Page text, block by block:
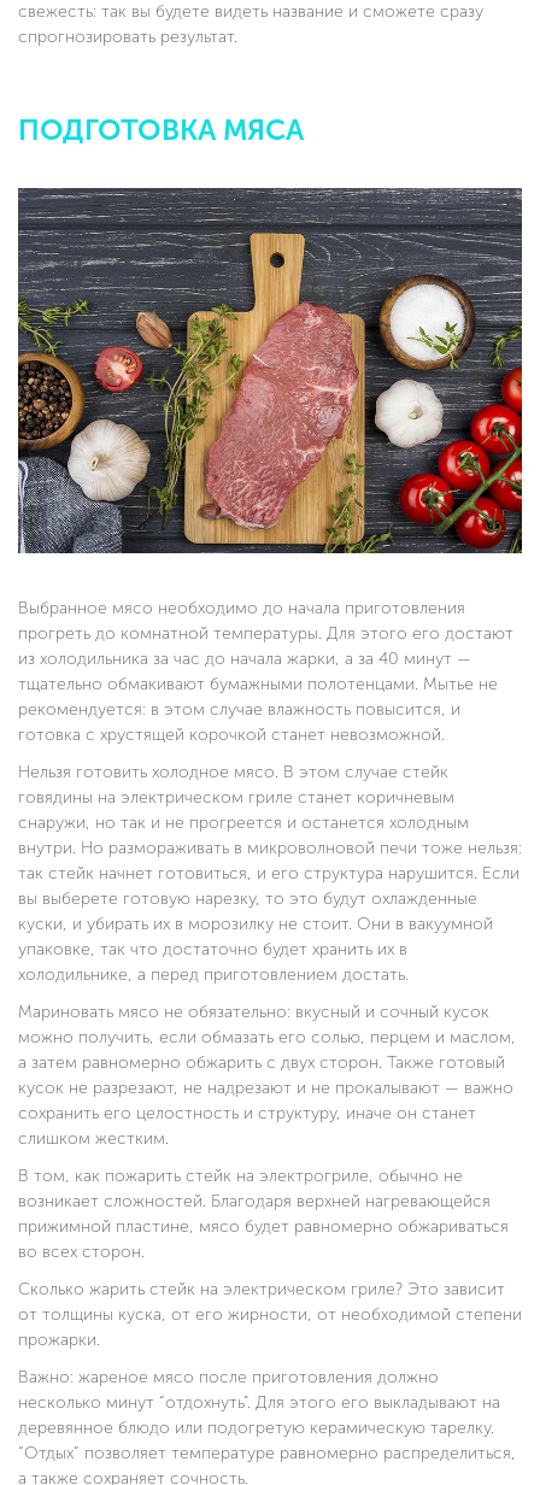
свежесть: так вы будете видеть название и сможете сразу
спрогнозировать результат.
ПОДГОТОВКА МЯСА
Выбранное мясо необходимо до начала приготовления
прогреть до комнатной температуры. Для этого его достают
из холодильника за час до начала жарки, а за 40 минут —
тщательно обмакивают бумажными полотенцами. Мытье не
рекомендуется: в этом случае влажность повысится, и
готовка с хрустящей корочкой станет невозможной.
Нельзя готовить холодное мясо. В этом случае стейк
говядины на электрическом гриле станет коричневым
снаружи, но так и не прогреется и останется холодным
внутри. Но размораживать в микроволновой печи тоже нельзя:
так стейк начнет готовиться, и его структура нарушится. Если
вы выберете готовую нарезку, то это будут охлажденные
куски, и убирать их в морозилку не стоит. Они в вакуумной
упаковке, так что достаточно будет хранить их в
холодильнике, а перед приготовлением достать.
Мариновать мясо не обязательно: вкусный и сочный кусок
можно получить, если обмазать его солью, перцем и маслом,
а затем равномерно обжарить с двух сторон. Также готовый
кусок не разрезают, не надрезают и не прокалывают — важно
сохранить его целостность и структуру, иначе он станет
слишком жестким.
В том, как пожарить стейк на электрогриле, обычно не
возникает сложностей. Благодаря верхней нагревающейся
прижимной пластине, мясо будет равномерно обжариваться
во всех сторон.
Сколько жарить стейк на электрическом гриле? Это зависит
от толщины куска, от его жирности, от необходимой степени
прожарки.
Важно: жареное мясо после приготовления должно
несколько минут “отдохнуть”. Для этого его выкладывают на
деревянное блюдо или подогретую керамическую тарелку.
“Отдых” позволяет температуре равномерно распределиться,
а также сохраняет сочность.